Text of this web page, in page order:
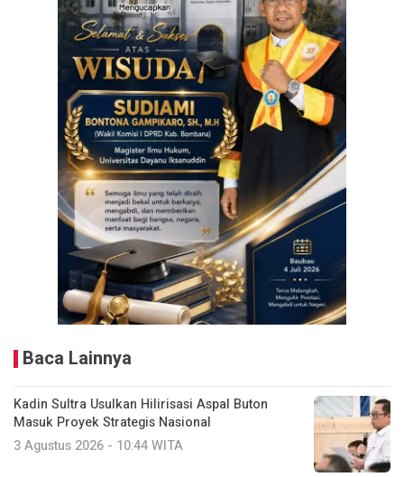
Baca Lainnya
Kadin Sultra Usulkan Hilirisasi Aspal Buton
Masuk Proyek Strategis Nasional
3 Agustus 2026 - 10:44 WITA